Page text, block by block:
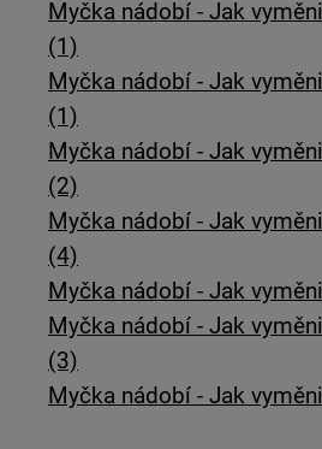
Myčka nádobí - Jak
(1)
Myčka nádobí - Jak
(1)
Myčka nádobí - Jak
(2)
Myčka nádobí - Jak
(4)
Myčka nádobí - Jak
Myčka nádobí - Jak
(3)
Myčka nádobí - Jak